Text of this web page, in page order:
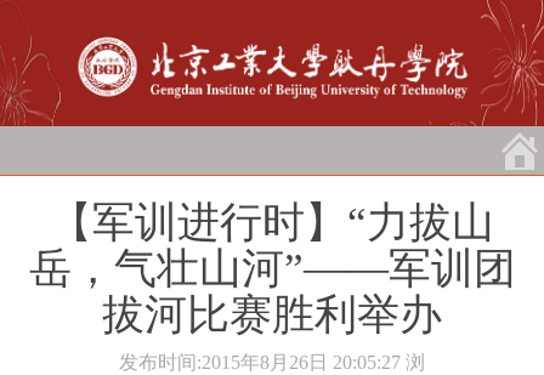
【军训进行时】“力拔山
岳，气壮山河”――军训团
拔河比赛胜利举办
发布时间:2015年8月26日 20:05:27 浏